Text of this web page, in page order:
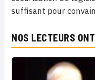
suffisant pour
NOS LECTEURS